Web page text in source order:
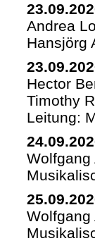
Andrea
Hansjörg
Hector
Timothy
Leitung:
Wolfgang
Wolfgang